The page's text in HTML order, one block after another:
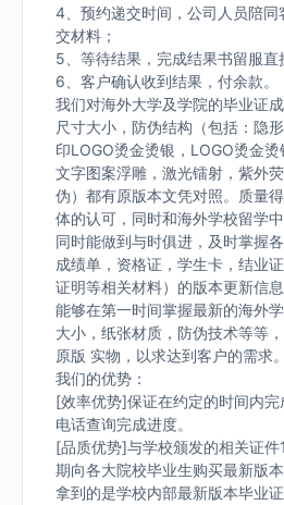
4、预约递交时间，公司人员陪同
交材料；
5、等待结果，完成结果书留服直
6、客户确认收到结果，付余款。
我们对海外大学及学院的毕业证
尺寸大小，防伪结构（包括：隐
印LOGO烫金烫银，LOGO烫金烫
文字图案浮雕，激光镭射，紫外
伪）都有原版本文凭对照。质量
体的认可，同时和海外学校留学中
同时能做到与时俱进，及时掌握
成绩单，资格证，学生卡，结业
证明等相关材料）的版本更新信息
能够在第一时间掌握最新的海外
大小，纸张材质，防伪技术等等
原版 实物，以求达到客户的需求。
我们的优势：
[效率优势]保证在约定的时间内
电话查询完成进度。
[品质优势]与学校颁发的相关证件
期向各大院校毕业生购买最新版
拿到的是学校内部最新版本毕业证